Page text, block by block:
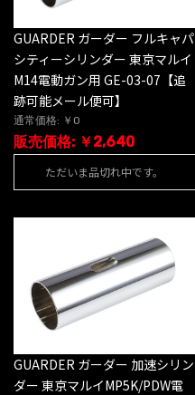
GUARDER ガーダー フルキャパ
シティーシリンダー 東京マルイ
M14電動ガン用 GE-03-07【追
跡可能メール便可】
通常価格: ￥0
販売価格: ￥2,640
ただいま品切れ中です。
GUARDER ガーダー 加速シリン
ダー 東京マルイMP5K/PDW電